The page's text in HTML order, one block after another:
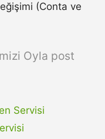
(Conta ve
Oyla post
Servisi